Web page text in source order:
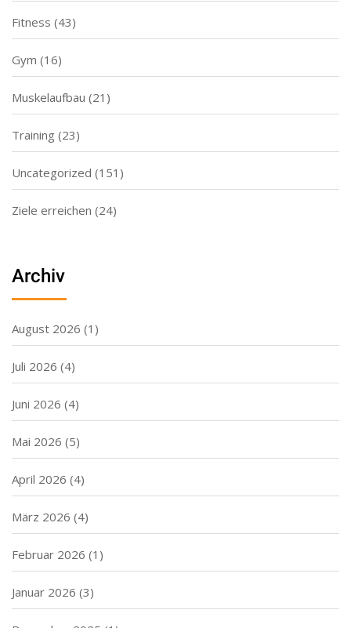
Fitness (43)
Gym (16)
Muskelaufbau (21)
Training (23)
Uncategorized (151)
Ziele erreichen (24)
Archiv
August 2026 (1)
Juli 2026 (4)
Juni 2026 (4)
Mai 2026 (5)
April 2026 (4)
März 2026 (4)
Februar 2026 (1)
Januar 2026 (3)